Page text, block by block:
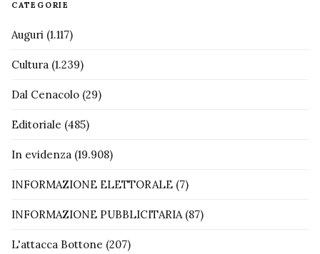
CATEGORIE
Auguri (1.117)
Cultura (1.239)
Dal Cenacolo (29)
Editoriale (485)
In evidenza (19.908)
INFORMAZIONE ELETTORALE (7)
INFORMAZIONE PUBBLICITARIA(87)
L'attacca Bottone (207)